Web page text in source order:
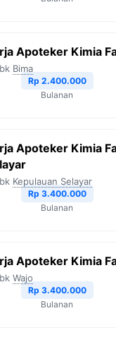
Apoteker Kimia
Bima
Rp 2.400.000
Bulanan
Apoteker Kimia
Kepulauan Selayar
Rp 3.400.000
Bulanan
Apoteker Kimia
Wajo
Rp 3.400.000
Bulanan